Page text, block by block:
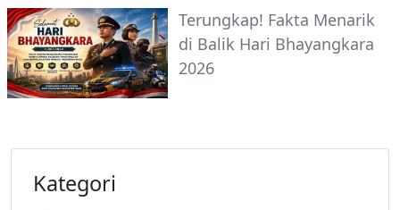
Terungkap! Fakta Menarik
di Balik Hari Bhayangkara
2026
Kategori